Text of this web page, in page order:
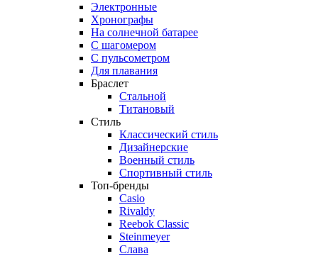
Электронные
Хронографы
На солнечной батарее
С шагомером
С пульсометром
Для плавания
Браслет
Стальной
Титановый
Стиль
Классический стиль
Дизайнерские
Военный стиль
Спортивный стиль
Топ-бренды
Casio
Rivaldy
Reebok Classic
Steinmeyer
Слава